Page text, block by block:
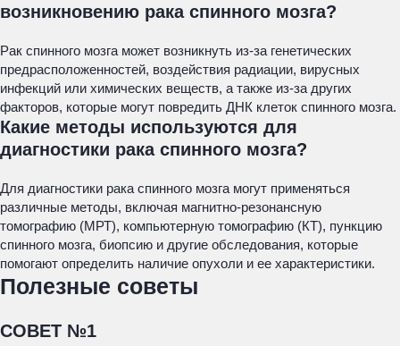
возникновению рака спинного мозга?
Рак спинного мозга может возникнуть из-за генетических
предрасположенностей, воздействия радиации, вирусных
инфекций или химических веществ, а также из-за других
факторов, которые могут повредить ДНК клеток спинного мозга.
Какие методы используются для
диагностики рака спинного мозга?
Для диагностики рака спинного мозга могут применяться
различные методы, включая магнитно-резонансную
томографию (МРТ), компьютерную томографию (КТ), пункцию
спинного мозга, биопсию и другие обследования, которые
помогают определить наличие опухоли и ее характеристики.
Полезные советы
СОВЕТ №1